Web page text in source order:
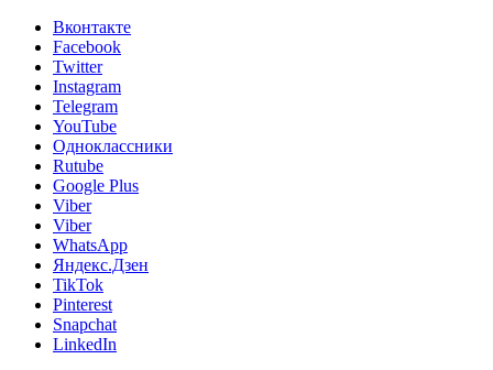
Вконтакте
Facebook
Twitter
Instagram
Telegram
YouTube
Одноклассники
Rutube
Google Plus
Viber
Viber
WhatsApp
Яндекс.Дзен
TikTok
Pinterest
Snapchat
LinkedIn